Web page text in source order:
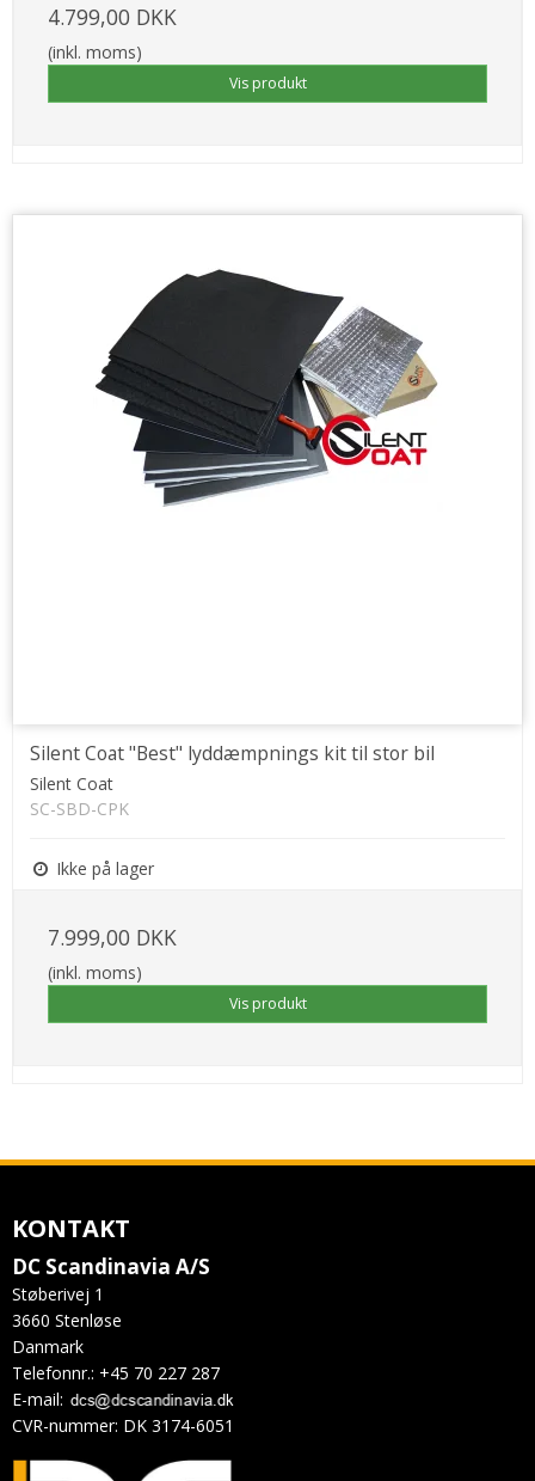
4.799,00 DKK
(inkl. moms)
Vis produkt
Silent Coat "Best" lyddæmpnings kit til stor bil
Silent Coat
SC-SBD-CPK
Ikke på lager
7.999,00 DKK
(inkl. moms)
Vis produkt
KONTAKT
DC Scandinavia A/S
Støberivej 1
3660 Stenløse
Danmark
Telefonnr.: +45 70 227 287
E-mail:
CVR-nummer: DK 3174-6051